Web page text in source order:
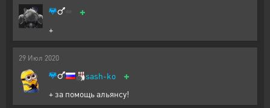
+
+
29 Июл 2020
🎳sash-ko +
+ за помощь альянсу!